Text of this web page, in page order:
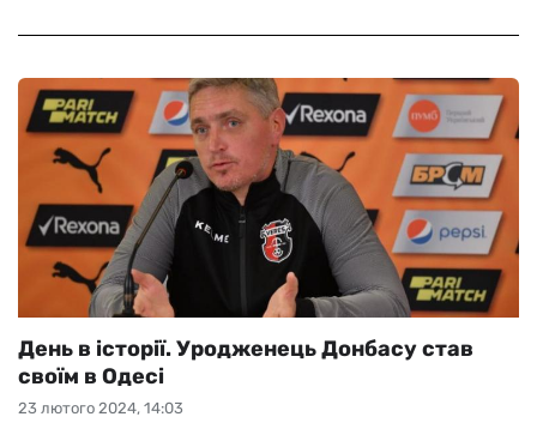
23 лютого 2024, 14:03
День в історії. Уродженець Донбасу став
своїм в Одесі